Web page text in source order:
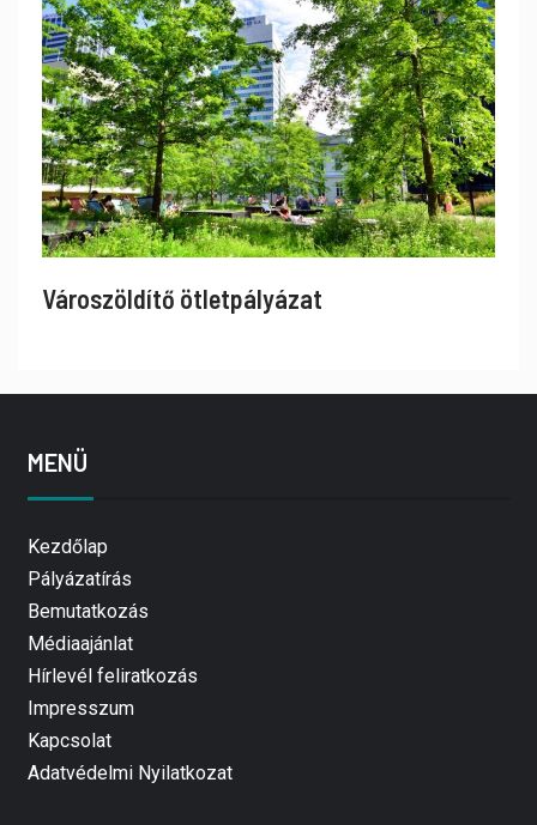
Városzöldítő ötletpályázat
MENÜ
Kezdőlap
Pályázatírás
Bemutatkozás
Médiaajánlat
Hírlevél feliratkozás
Impresszum
Kapcsolat
Adatvédelmi Nyilatkozat